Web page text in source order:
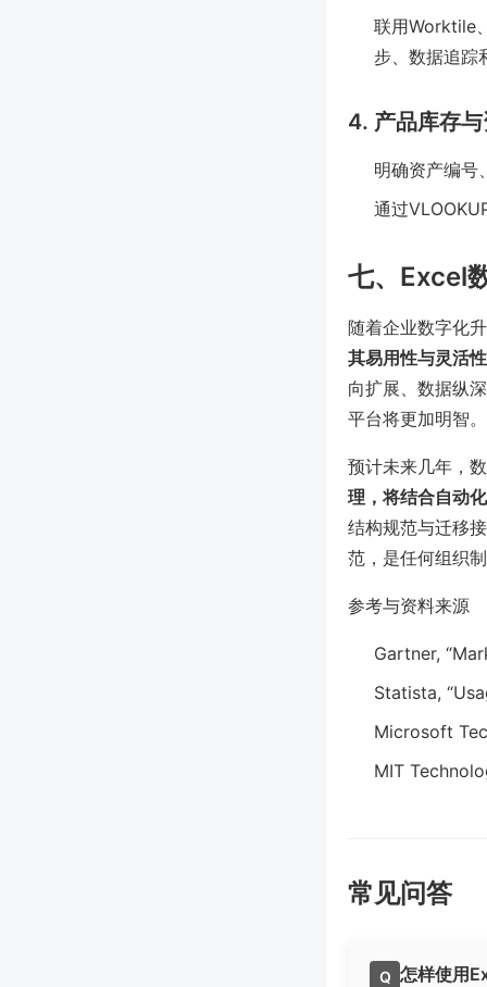
联用Worktile
步、数据追踪
4. 产品库存
明确资产编号
通过
七、Excel
随着企业数字化
其易用性与灵活
向扩展、数据纵
平台将更加明智。
预计未来几年，
理，将结合自动
结构规范与迁移
范，是任何组织
参考与资料来源
Gartner,
Statista,
Microsoft
MIT
常见问答
Q 怎样使用